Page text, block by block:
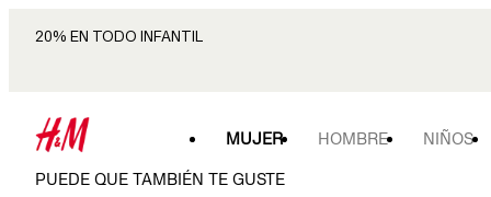
20% EN TODO INFANTIL
MUJER HOMBRE NIÑOS
PUEDE QUE TAMBIÉN TE GUSTE